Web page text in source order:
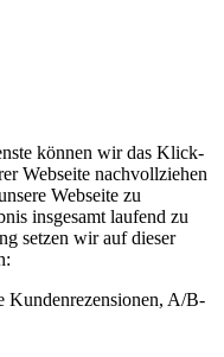
können wir das Klick-
Webseite nachvollziehen
Webseite zu
insgesamt laufend zu
setzen wir auf dieser
Kundenrezensionen, A/B-